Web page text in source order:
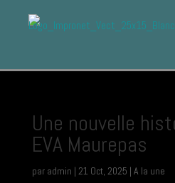
Une nouvelle
EVA Maurepas
par admin | 21 Oct, 2025 | A la une